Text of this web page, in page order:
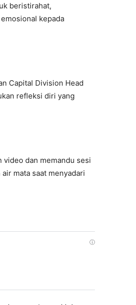
beristirahat,
kepada
Capital Division Head
refleksi diri yang
video dan memandu sesi
mata saat menyadari
ⓘ